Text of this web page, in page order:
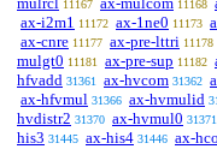
11167 11168
ax-i2m1 11172 ax-1ne0 11173
ax-cnre 11177 ax-pre-lttri 11178
mulgt0 11181 ax-pre-sup 11182
hfvadd 31361 ax-hvcom 31362
ax-hfvmul 31366 ax-hvmulid
hvdistr2 31370 ax-hvmul0 31371
his3 31445 ax-his4 31446 ax-